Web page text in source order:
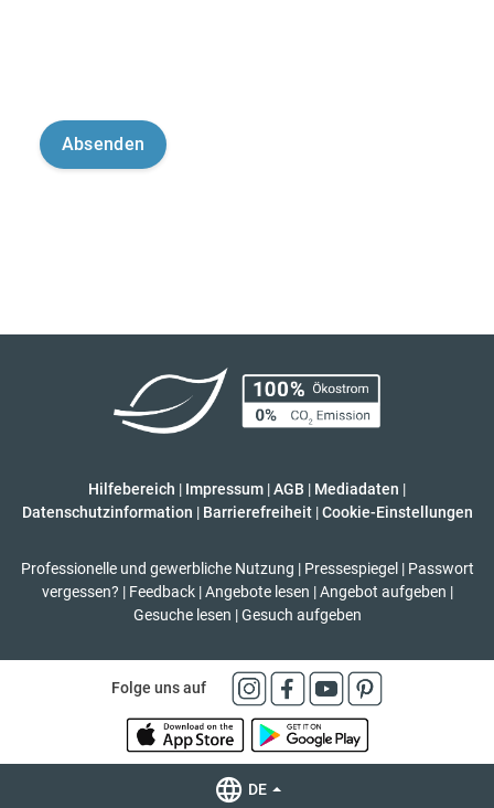
Hilfebereich | Impressum |AGB | Mediadaten |
Datenschutzinformation | Barrierefreiheit | Cookie-Einstellungen
Professionelle und gewerbliche Nutzung | Pressespiegel | Passwort
vergessen? | Feedback | Angebote lesen | Angebot aufgeben |
Gesuche lesen | Gesuch aufgeben
Folge uns auf
DE